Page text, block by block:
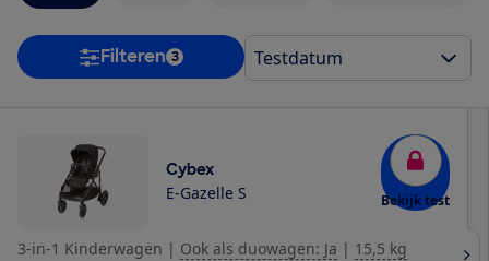
Filteren 3
Cybex
E-Gazelle S Bekijk test
3-in-1 Kinderwagen | Ook als duowagen: Ja | 15,5 kg